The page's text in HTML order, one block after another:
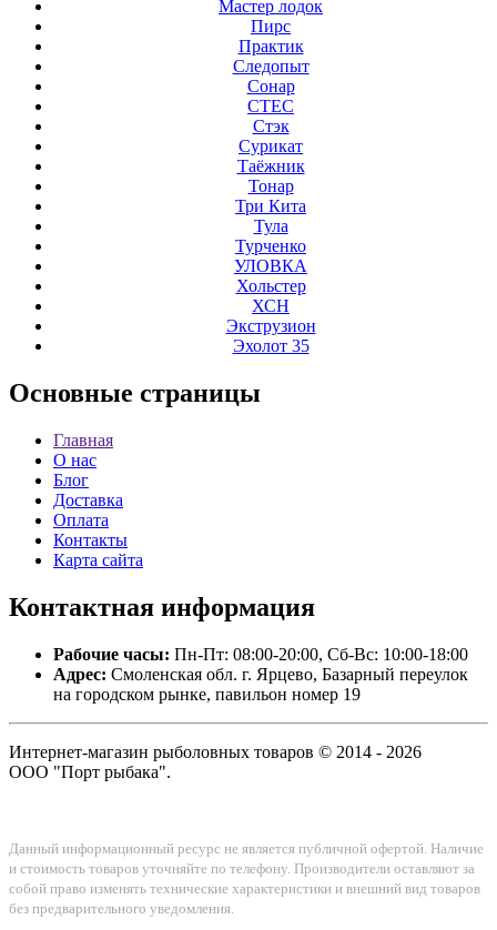
Мастер лодок
Пирс
Практик
Следопыт
Сонар
СТЕС
Стэк
Сурикат
Таёжник
Тонар
Три Кита
Тула
Турченко
УЛОВКА
Хольстер
ХСН
Экструзион
Эхолот 35
Основные страницы
Главная
О нас
Блог
Доставка
Оплата
Контакты
Карта сайта
Контактная информация
Рабочие часы: Пн-Пт: 08:00-20:00, Сб-Вс: 10:00-18:00
Адрес: Смоленская обл. г. Ярцево, Базарный переулок
на городском рынке, павильон номер 19
Интернет-магазин рыболовных товаров © 2014 - 2026
ООО "Порт рыбака".
Данный информационный ресурс не является публичной офертой. Наличие
и стоимость товаров уточняйте по телефону. Производители оставляют за
собой право изменять технические характеристики и внешний вид товаров
без предварительного уведомления.